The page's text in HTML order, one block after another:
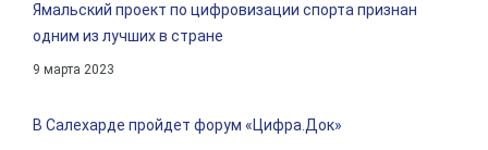
Ямальский проект по цифровизации спорта признан
одним из лучших в стране
9 марта 2023
В Салехарде пройдет форум «Цифра.Док»